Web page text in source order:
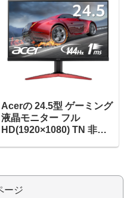
Acerの 24.5型 ゲーミング
液晶モニター フル
HD(1920×1080) TN 非光
24,138円！
ージ